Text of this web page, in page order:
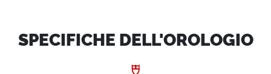
SPECIFICHE DELL'OROLOGIO